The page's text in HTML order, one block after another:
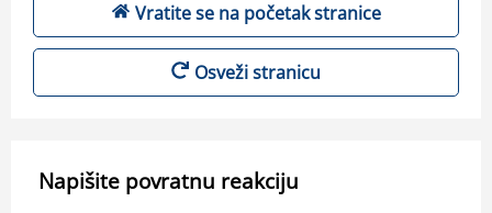
Vratite se na početak stranice
Osveži stranicu
Napišite povratnu reakciju